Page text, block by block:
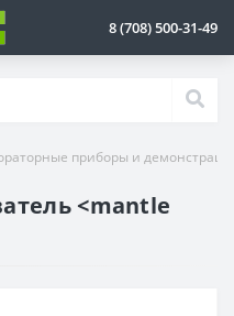
8 (708) 500-31-49
приборы и
<mantle